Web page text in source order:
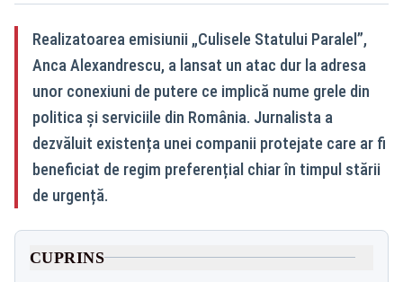
Realizatoarea emisiunii „Culisele Statului Paralel”,
Anca Alexandrescu, a lansat un atac dur la adresa
unor conexiuni de putere ce implică nume grele din
politica și serviciile din România. Jurnalista a
dezvăluit existența unei companii protejate care ar fi
beneficiat de regim preferențial chiar în timpul stării
de urgență.
CUPRINS